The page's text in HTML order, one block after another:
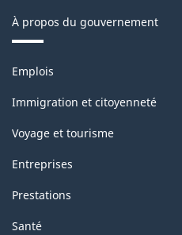
À propos du gouvernement
Thèmes
sujets
Emplois
Immigration et citoyenneté
Voyage et tourisme
Entreprises
Prestations
Santé